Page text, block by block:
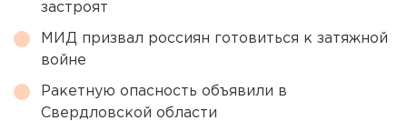
застроят
МИД призвал россиян готовиться к затяжной
войне
Ракетную опасность объявили в
Свердловской области